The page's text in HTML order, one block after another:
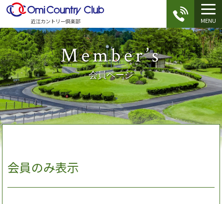
近江カントリー倶楽部 MENU
Member’s
会員ページ
会員のみ表示